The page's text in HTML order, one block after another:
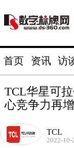
首页 资讯 访
TCL华星可
心竞争力再
2022-10-